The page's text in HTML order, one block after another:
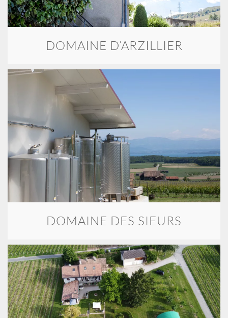
DOMAINE D’ARZILLIER
DOMAINE DES SIEURS